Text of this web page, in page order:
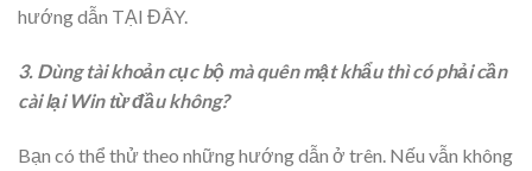
hướng dẫn TẠI ĐÂY.
3. Dùng tài khoản cục bộ mà quên mật khẩu thì có phải cần
cài lại Win từ đầu không?
Bạn có thể thử theo những hướng dẫn ở trên. Nếu vẫn không